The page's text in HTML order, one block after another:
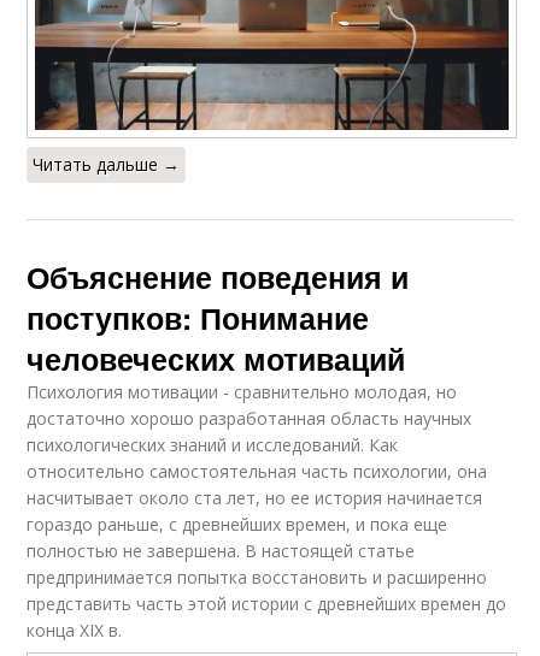
Читать дальше →
Объяснение поведения и
поступков: Понимание
человеческих мотиваций
Психология мотивации - сравнительно молодая, но
достаточно хорошо разработанная область научных
психологических знаний и исследований. Как
относительно самостоятельная часть психологии, она
насчитывает около ста лет, но ее история начинается
гораздо раньше, с древнейших времен, и пока еще
полностью не завершена. В настоящей статье
предпринимается попытка восстановить и расширенно
представить часть этой истории с древнейших времен до
конца XIX в.